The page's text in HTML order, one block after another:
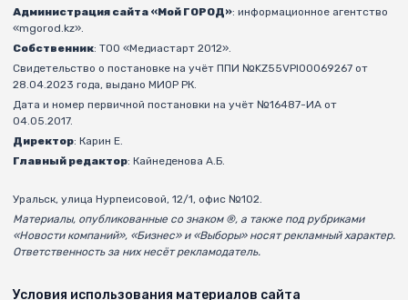
Администрация сайта «Мой ГОРОД»: информационное агентство
«mgorod.kz».
Собственник: ТОО «Медиастарт 2012».
Свидетельство о постановке на учёт ППИ №KZ55VPI00069267 от
28.04.2023 года, выдано МИОР РК.
Дата и номер первичной постановки на учёт №16487-ИА от
04.05.2017.
Директор: Карин Е.
Главный редактор: Кайнеденова А.Б.
Уральск, улица Нурпеисовой, 12/1, офис №102.
Материалы, опубликованные со знаком ®, а также под рубриками
«Новости компаний», «Бизнес» и «Выборы» носят рекламный характер.
Ответственность за них несёт рекламодатель.
Условия использования материалов сайта